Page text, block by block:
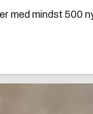
med mindst 500